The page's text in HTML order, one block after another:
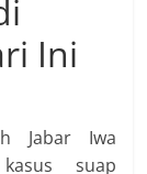
Ini
Jabar Iwa
suap